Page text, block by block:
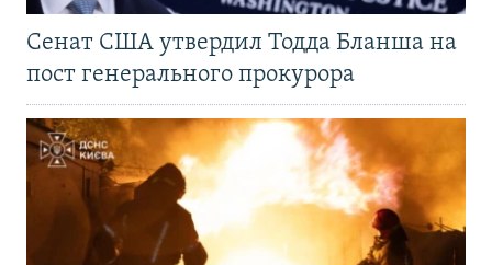
Сенат США утвердил Тодда Бланша на
пост генерального прокурора